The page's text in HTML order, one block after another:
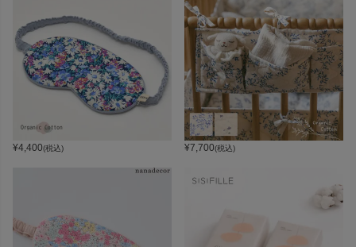
¥4,400(税込) ¥7,700(税込)